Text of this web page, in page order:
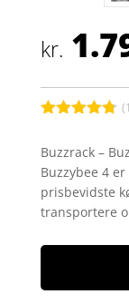
kr.
ud af 5
baseret på
kundebedø
mmelser
(
Buzzrack –
Buzzybee 4
prisbevidste
transportere